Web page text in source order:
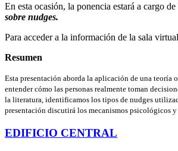
En esta ocasión, la ponencia estará a cargo de
sobre nudges.
Para acceder a la información de la sala
Resumen
Esta presentación aborda la aplicación de una
entender cómo las personas realmente toman
la literatura, identificamos los tipos de nudges
presentación discutirá los mecanismos psicológicos
EDIFICIO CENTRAL